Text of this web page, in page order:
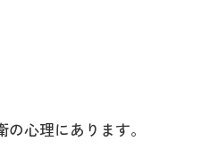
心理にあります。